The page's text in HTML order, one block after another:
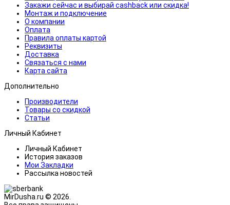
Закажи сейчас и выбирай cashback или скидка!
Монтаж и подключение
О компании
Оплата
Правила оплаты картой
Реквизиты
Доставка
Связаться с нами
Карта сайта
Дополнительно
Производители
Товары со скидкой
Статьи
Личный Кабинет
Личный Кабинет
История заказов
Мои Закладки
Рассылка новостей
MirDusha.ru © 2026.